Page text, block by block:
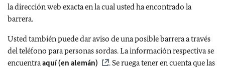
la dirección web exacta en la cual usted ha encontrado la
barrera.
Usted también puede dar aviso de una posible barrera a través
del teléfono para personas sordas. La información respectiva se
encuentraaquí (en alemán)
. Se ruega tener en cuenta que las